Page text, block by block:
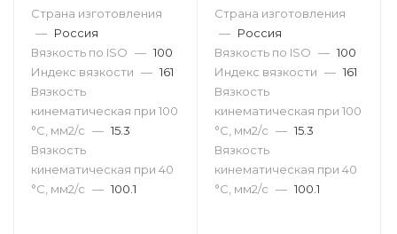
Страна изготовления
— Россия
Вязкость по ISO — 100
Индекс вязкости — 161
Вязкость
кинематическая при 100
°С, мм2/с — 15.3
Вязкость
кинематическая при 40
°С, мм2/с — 100.1
Страна изготовления
— Россия
Вязкость по ISO — 100
Индекс вязкости — 161
Вязкость
кинематическая при 100
°С, мм2/с — 15.3
Вязкость
кинематическая при 40
°С, мм2/с — 100.1